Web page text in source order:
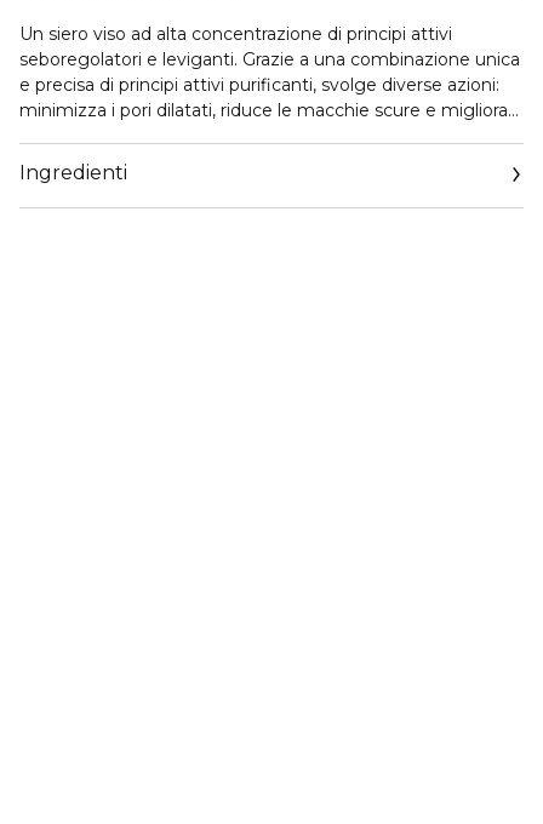
Un siero viso ad alta concentrazione di principi attivi
seboregolatori e leviganti. Grazie a una combinazione unica
e precisa di principi attivi purificanti, svolge diverse azioni:
minimizza i pori dilatati, riduce le macchie scure e migliora
Formulato con il 5% di Niacinamide, questo booster
concentrato riduce visibilmente le imperfezioni, aiuta a
combattere i segni dell'invecchiamento e perfeziona la
Ingredienti